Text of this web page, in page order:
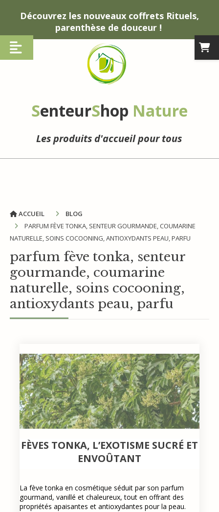
Découvrez les nouveaux coffrets Rituels,
parenthèse de douceur !
SenteurShop Nature
Les produits d'accueil pour tous
ACCUEIL
BLOG
PARFUM FÈVE TONKA, SENTEUR GOURMANDE, COUMARINE
NATURELLE, SOINS COCOONING, ANTIOXYDANTS PEAU, PARFU
parfum fève tonka, senteur
gourmande, coumarine
naturelle, soins cocooning,
antioxydants peau, parfu
FÈVES TONKA, L’EXOTISME SUCRÉ ET
ENVOÛTANT
La fève tonka en cosmétique séduit par son parfum
gourmand, vanillé et chaleureux, tout en offrant des
propriétés apaisantes et antioxydantes pour la peau.